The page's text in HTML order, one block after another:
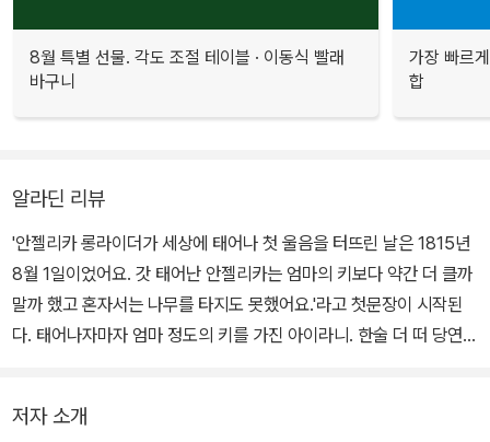
8월 특별 선물. 각도 조절 테이블 · 이동식 빨래
바구니
가장 빠르
합
알라딘 리뷰
'안젤리카 롱라이더가 세상에 태어나 첫 울음을 터뜨린 날은 1815년
8월 1일이었어요. 갓 태어난 안젤리카는 엄마의 키보다 약간 더 클까
말까 했고 혼자서는 나무를 타지도 못했어요.'라고 첫문장이 시작된
다. 태어나자마자 엄마 정도의 키를 가진 아이라니. 한술 더 떠 당연히
일까. 그러나 이쯤에서 놀라는 것은 금물. 안젤리카는 두 살에 도끼로
저자 소개